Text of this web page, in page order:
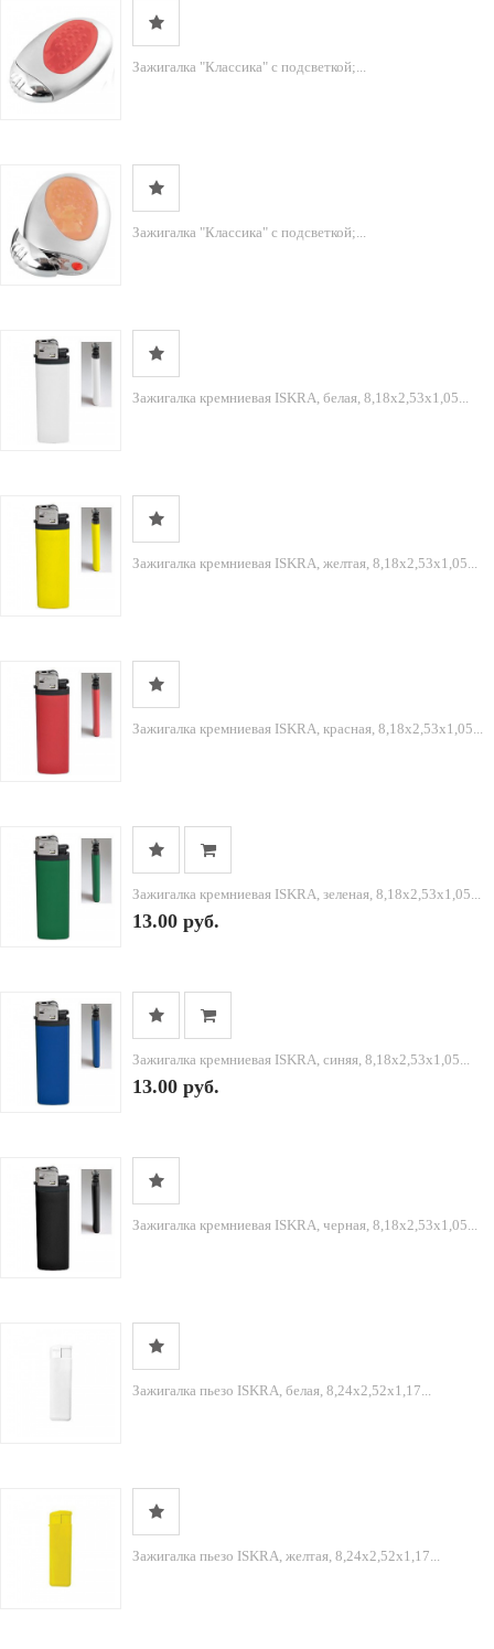
Зажигалка "Классика" с подсветкой;...
Зажигалка "Классика" с подсветкой;...
Зажигалка кремниевая ISKRA, белая, 8,18х2,53х1,05...
Зажигалка кремниевая ISKRA, желтая, 8,18х2,53х1,05...
Зажигалка кремниевая ISKRA, красная, 8,18х2,53х1,05...
Зажигалка кремниевая ISKRA, зеленая, 8,18х2,53х1,05...
13.00 руб.
Зажигалка кремниевая ISKRA, синяя, 8,18х2,53х1,05...
13.00 руб.
Зажигалка кремниевая ISKRA, черная, 8,18х2,53х1,05...
Зажигалка пьезо ISKRA, белая, 8,24х2,52х1,17...
Зажигалка пьезо ISKRA, желтая, 8,24х2,52х1,17...